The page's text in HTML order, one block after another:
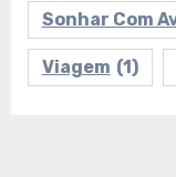
Sonhar Com
Viagem (1)